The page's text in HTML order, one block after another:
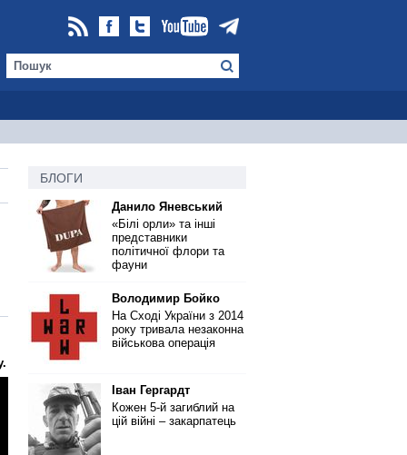
БЛОГИ
Данило Яневський
«Білі орли» та інші
представники
політичної флори та
фауни
Володимир Бойко
На Сході України з 2014
року тривала незаконна
військова операція
Іван Гергардт
Кожен 5-й загиблий на
цій війні – закарпатець